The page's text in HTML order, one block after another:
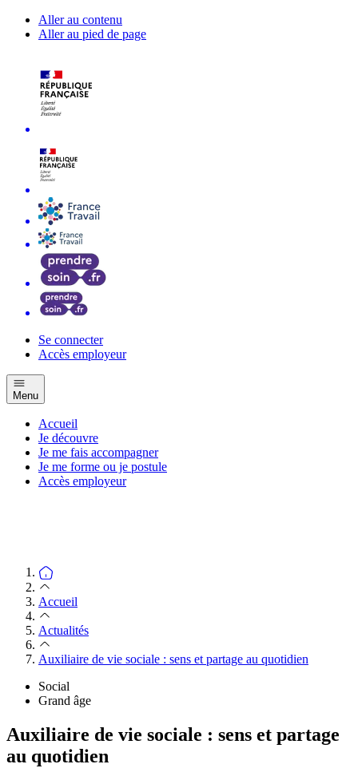
Aller au contenu
Aller au pied de page
Se connecter
Accès employeur
Menu
Accueil
Je découvre
Je me fais accompagner
Je me forme ou je postule
Accès employeur
Accueil
Actualités
Auxiliaire de vie sociale : sens et partage au quotidien
Social
Grand âge
Auxiliaire de vie sociale : sens et partage
au quotidien